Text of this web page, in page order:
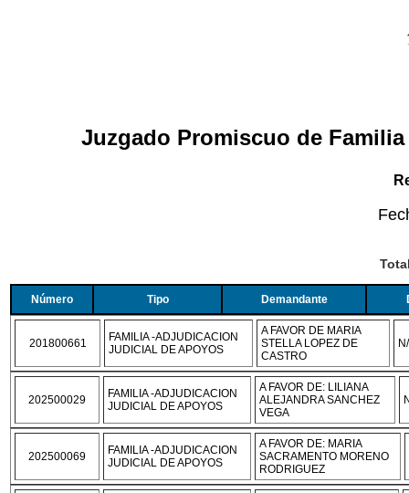
Juzgado Promiscuo de
Número Tipo Demandante
201800661
FAMILIA -ADJUDICACION
JUDICIAL DE APOYOS
A FAVOR DE MARIA
STELLA LOPEZ DE
CASTRO
202500029
FAMILIA -ADJUDICACION
JUDICIAL DE APOYOS
A FAVOR DE: LILIANA
ALEJANDRA SANCHEZ
VEGA
202500069
FAMILIA -ADJUDICACION
JUDICIAL DE APOYOS
A FAVOR DE: MARIA
SACRAMENTO MORENO
RODRIGUEZ